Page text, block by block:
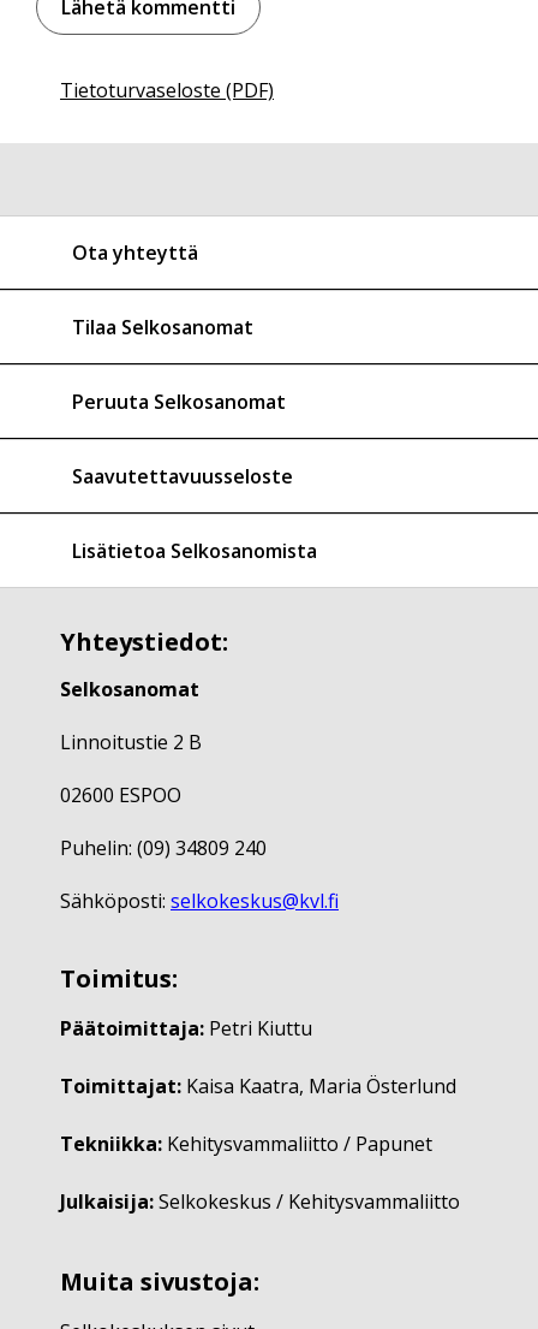
Tietoturvaseloste (PDF)
Ota yhteyttä
Tilaa Selkosanomat
Peruuta Selkosanomat
Saavutettavuusseloste
Lisätietoa Selkosanomista
Yhteystiedot:
Selkosanomat
Linnoitustie 2 B
02600 ESPOO
Puhelin: (09) 34809 240
Sähköposti: selkokeskus@kvl.fi
Toimitus:
Päätoimittaja: Petri Kiuttu
Toimittajat: Kaisa Kaatra, Maria Österlund
Tekniikka: Kehitysvammaliitto / Papunet
Julkaisija:Selkokeskus / Kehitysvammaliitto
Muita sivustoja: